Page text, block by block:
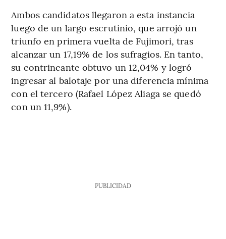
Ambos candidatos llegaron a esta instancia
luego de un largo escrutinio, que arrojó un
triunfo en primera vuelta de Fujimori, tras
alcanzar un 17,19% de los sufragios. En tanto,
su contrincante obtuvo un 12,04% y logró
ingresar al balotaje por una diferencia mínima
con el tercero (Rafael López Aliaga se quedó
con un 11,9%).
PUBLICIDAD